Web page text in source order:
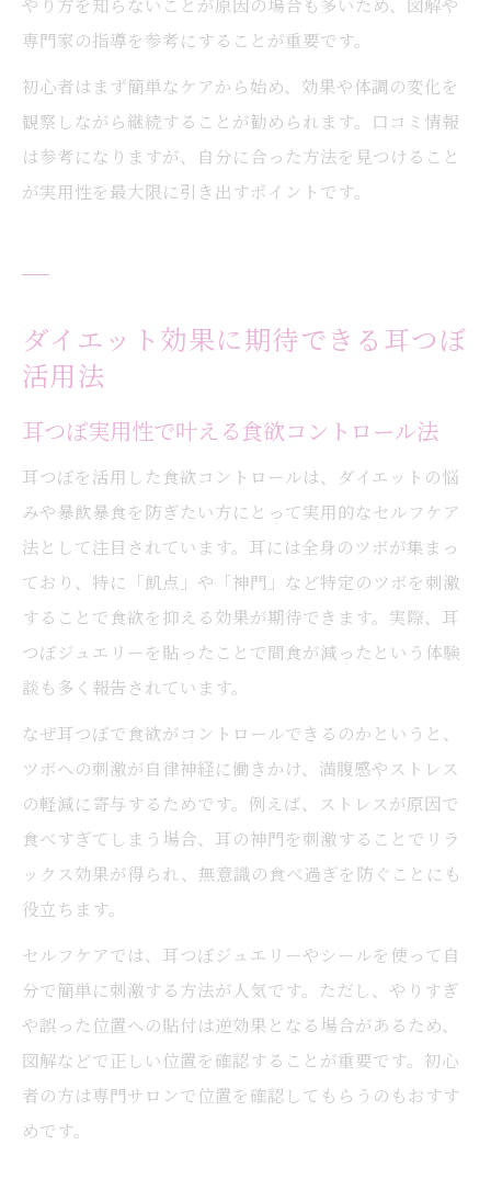
専門家の指導を参考にすることが重要です。
初心者はまず簡単なケアから始め、効果や体調の変化を
観察しながら継続することが勧められます。口コミ情報
は参考になりますが、自分に合った方法を見つけること
が実用性を最大限に引き出すポイントです。
ダイエット効果に期待できる耳つぼ
活用法
耳つぼ実用性で叶える食欲コントロール法
耳つぼを活用した食欲コントロールは、ダイエットの悩
みや暴飲暴食を防ぎたい方にとって実用的なセルフケア
法として注目されています。耳には全身のツボが集まっ
ており、特に「飢点」や「神門」など特定のツボを刺激
することで食欲を抑える効果が期待できます。実際、耳
つぼジュエリーを貼ったことで間食が減ったという体験
談も多く報告されています。
なぜ耳つぼで食欲がコントロールできるのかというと、
ツボへの刺激が自律神経に働きかけ、満腹感やストレス
の軽減に寄与するためです。例えば、ストレスが原因で
食べすぎてしまう場合、耳の神門を刺激することでリラ
ックス効果が得られ、無意識の食べ過ぎを防ぐことにも
役立ちます。
セルフケアでは、耳つぼジュエリーやシールを使って自
分で簡単に刺激する方法が人気です。ただし、やりすぎ
や誤った位置への貼付は逆効果となる場合があるため、
図解などで正しい位置を確認することが重要です。初心
者の方は専門サロンで位置を確認してもらうのもおすす
めです。